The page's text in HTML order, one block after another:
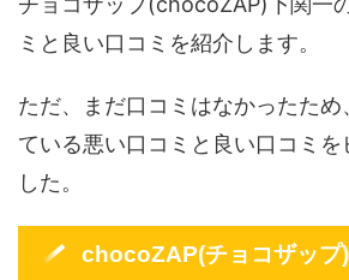
ミと良い口コミを紹介します。
ただ、まだ口コミはなかったため
ている悪い口コミと良い口コミを
した。
chocoZAP(チョコザップ